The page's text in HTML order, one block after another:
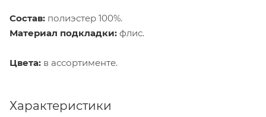
Состав: полиэстер 100%.
Материал подкладки: флис.
Цвета: в ассортименте.
Характеристики